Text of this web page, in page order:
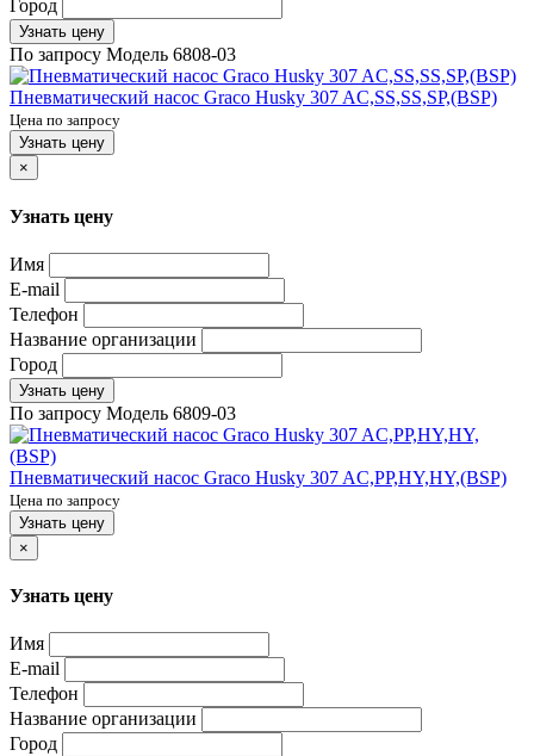
Город
Узнать цену
По запросу Модель 6808-03
Пневматический насос Graco Husky 307 AC,SS,SS,SP,(BSP)
Цена по запросу
Узнать цену
×
Узнать цену
Имя
E-mail
Телефон
Название организации
Город
Узнать цену
По запросу Модель 6809-03
Пневматический насос Graco Husky 307 AC,PP,HY,HY,(BSP)
Цена по запросу
Узнать цену
×
Узнать цену
Имя
E-mail
Телефон
Название организации
Город